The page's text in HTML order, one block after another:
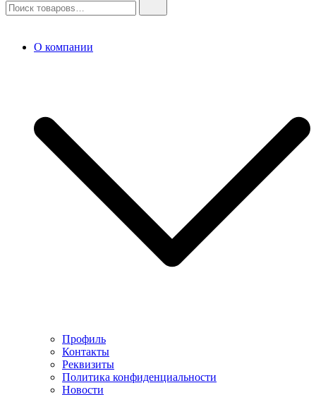
О компании
Профиль
Контакты
Реквизиты
Политика конфиденциальности
Новости